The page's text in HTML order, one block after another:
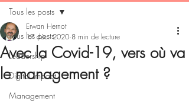
Tous les posts
Leadership
Digital impact
Management
Tous les posts
Avec la Covid-19, vers où va
le management ?
Erwan Hernot
17 déc. 2020 8 min de lecture